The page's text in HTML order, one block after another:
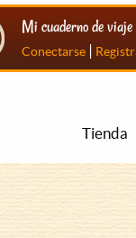
Mi cuaderno de viaje
Conectarse |
Tienda